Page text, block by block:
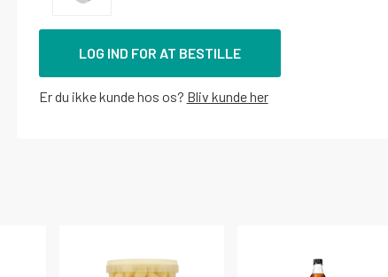
LOG IND FOR AT BESTILLE
Er du ikke kunde hos os? Bliv kunde her